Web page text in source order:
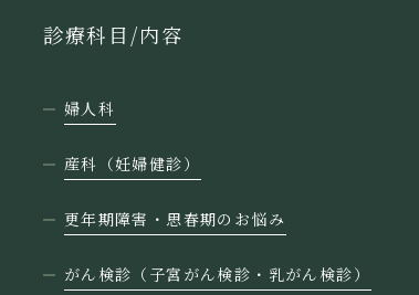
診療科目/内容
婦人科
産科（妊婦健診）
更年期障害・思春期のお悩み
がん検診（子宮がん検診・乳がん検診）